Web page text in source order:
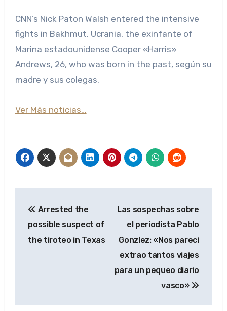
CNN’s Nick Paton Walsh entered the intensive
fights in Bakhmut, Ucrania, the exinfante of
Marina estadounidense Cooper «Harris»
Andrews, 26, who was born in the past, según su
madre y sus colegas.
Ver Más noticias…
de
entradas
Arrested the
possible suspect of
the tiroteo in Texas
Las sospechas sobre
el periodista Pablo
Gonzlez: «Nos pareci
extrao tantos viajes
para un pequeo diario
vasco»